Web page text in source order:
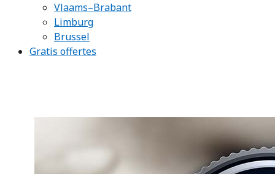
Vlaams–Brabant
Limburg
Brussel
Gratis offertes